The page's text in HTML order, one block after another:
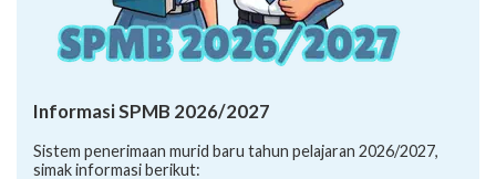
Informasi SPMB 2026/2027
Sistem penerimaan murid baru tahun pelajaran 2026/2027,
simak informasi berikut: